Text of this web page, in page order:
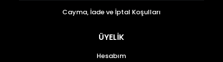
Cayma, İade ve İptal Koşulları
ÜYELİK
Hesabım